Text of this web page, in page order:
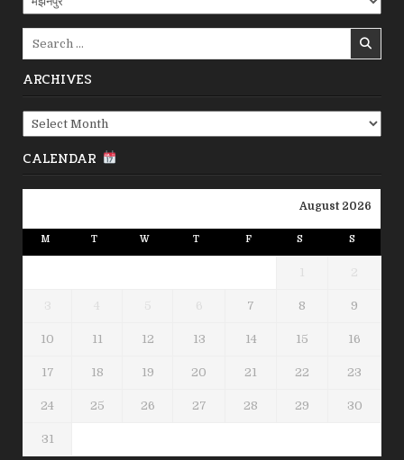
ARCHIVES
Archives
CALENDAR
August 2026
M T W T F S S
1 2
3 4 5 6 7 8 9
10 11 12 13 14 15 16
17 18 19 20 21 22 23
24 25 26 27 28 29 30
31